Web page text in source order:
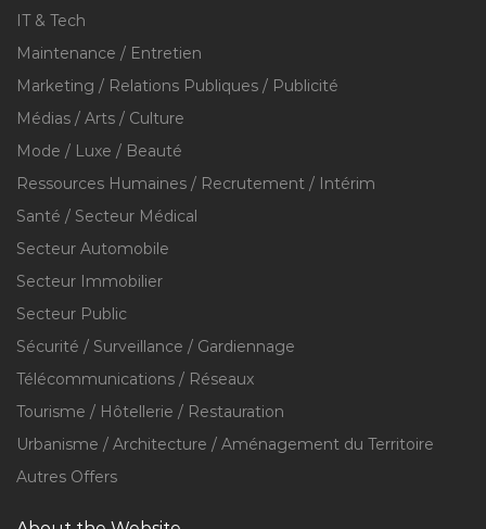
IT & Tech
Maintenance / Entretien
Marketing / Relations Publiques / Publicité
Médias / Arts / Culture
Mode / Luxe / Beauté
Ressources Humaines / Recrutement / Intérim
Santé / Secteur Médical
Secteur Automobile
Secteur Immobilier
Secteur Public
Sécurité / Surveillance / Gardiennage
Télécommunications / Réseaux
Tourisme / Hôtellerie / Restauration
Urbanisme / Architecture / Aménagement du Territoire
Autres Offers